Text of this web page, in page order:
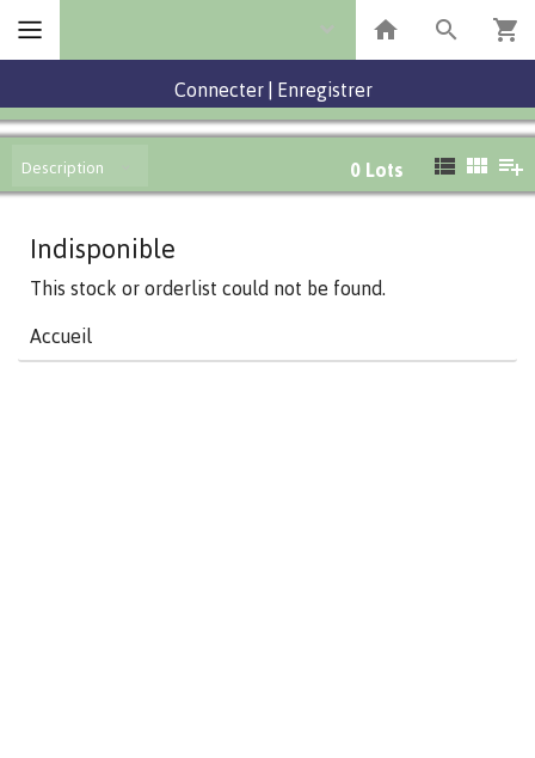
Connecter Enregistrer
Description 0 Lots
Indisponible
This stock or orderlist could not be found.
Accueil